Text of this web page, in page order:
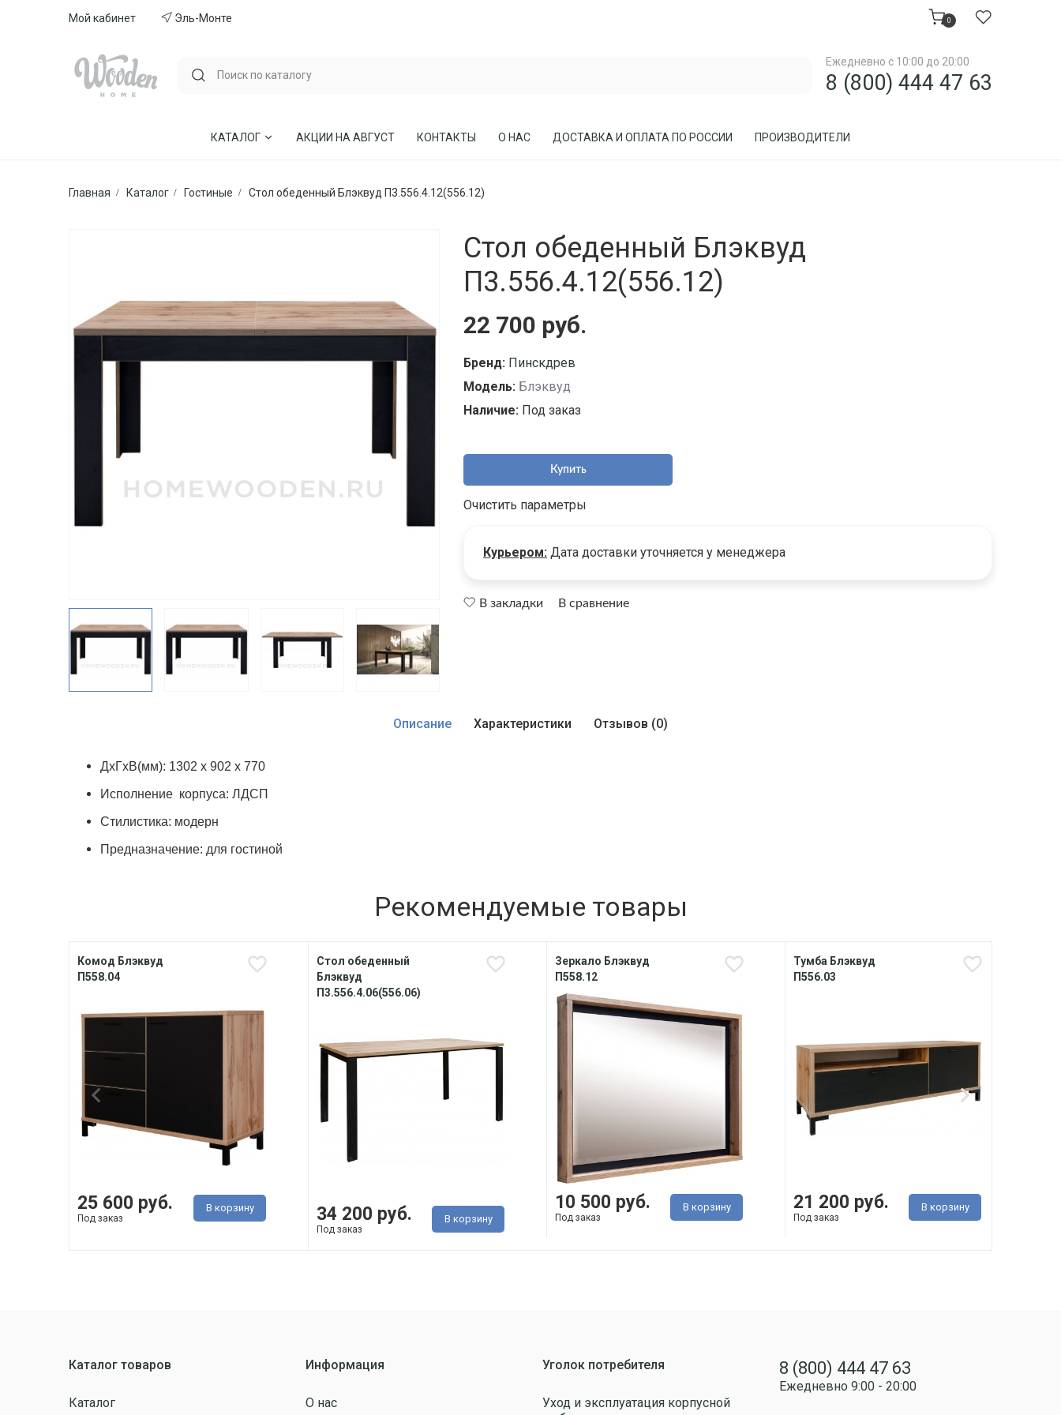
Мой кабинет Эль-Монте 0
Ежедневно с 10:00 до 20:00
8 (800) 444 47 63
КАТАЛОГ
СТОЛЫ ОБЕДЕННЫЕ ДЕТСКИЕ
КАБИНЕТЫ, БИБЛИОТЕКИ
МЕБЕЛЬ В СТИЛЕ ЛОФТ
АКЦИИ НА АВГУСТ КОНТАКТЫ О НАС ДОСТАВКА И ОПЛАТА ПО РОССИИ ПРОИЗВОДИТЕЛИ
Главная Каталог Гостиные Стол обеденный Блэквуд П3.556.4.12(556.12)
Стол обеденный Блэквуд
П3.556.4.12(556.12)
22 700 руб.
Бренд: Пинскдрев
Модель: Блэквуд
Наличие: Под заказ
Купить
Очистить параметры
Курьером: Дата доставки уточняется у менеджера
В закладки В сравнение
Описание Характеристики Отзывов (0)
ДхГхВ(мм): 1302 х 902 х 770
Исполнение корпуса: ЛДСП
Стилистика: модерн
Предназначение: для гостиной
Рекомендуемые товары
Комод Блэквуд
П558.04
25 600 руб.
Под заказ
В корзину
Стол обеденный
Блэквуд
П3.556.4.06(556.06)
34 200 руб.
Под заказ
В корзину
Зеркало Блэквуд
П558.12
10 500 руб.
Под заказ
В корзину
Тумба Блэквуд
П556.03
21 200 руб.
Под заказ
В корзину
Каталог товаров
Каталог
Информация
О нас
Уголок потребителя
Уход и эксплуатация корпусной
8 (800) 444 47 63
Ежедневно 9:00 - 20:00